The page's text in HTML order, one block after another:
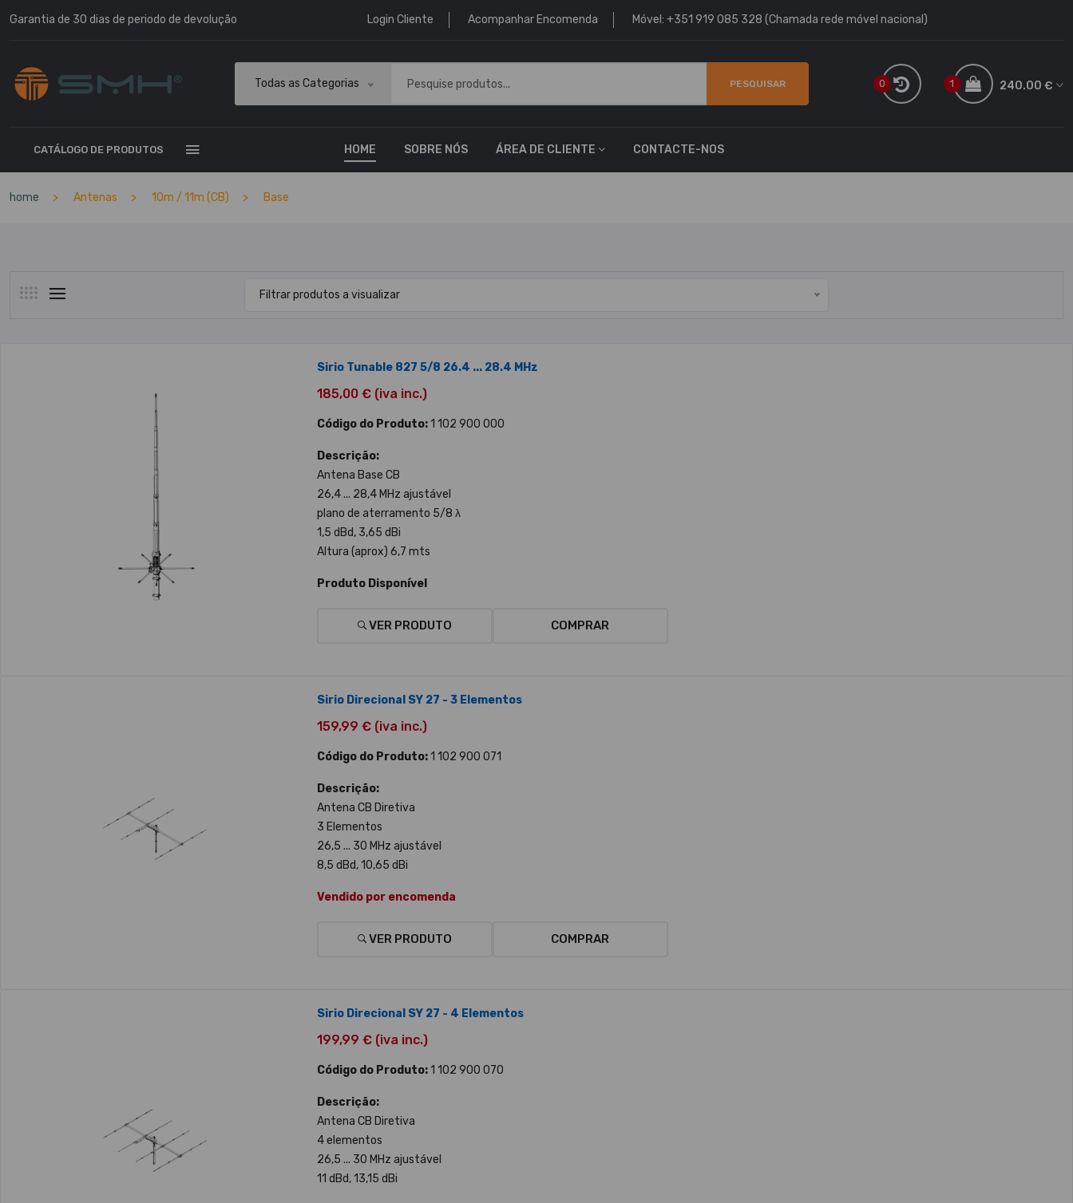
Garantia de 30 dias de periodo de devolução Login Cliente Acompanhar Encomenda Móvel: +351 919 085 328 (Chamada rede móvel nacional)
Todas as Categorias PESQUISAR 0 240.00 €
1
CATÁLOGO DE PRODUTOS HOME SOBRE NÓS ÁREA DE CLIENTE CONTACTE-NOS
home Antenas 10m / 11m (CB) Base
Filtrar produtos a visualizar
Sirio Tunable 827 5/8 26.4 ... 28.4 MHz
185,00 € (iva inc.)
Código do Produto:1 102 900 000
Descrição:
Antena Base CB
26,4 ... 28,4 MHz ajustável
plano de aterramento 5/8 λ
1,5 dBd, 3,65 dBi
Altura (aprox) 6,7 mts
Produto Disponível
VER PRODUTO COMPRAR
Sirio Direcional SY 27 - 3 Elementos
159,99 € (iva inc.)
Código do Produto:1 102 900 071
Descrição:
Antena CB Diretiva
3 Elementos
26,5 ... 30 MHz ajustável
8,5 dBd, 10,65 dBi
Vendido por encomenda
VER PRODUTO COMPRAR
Sirio Direcional SY 27 - 4 Elementos
199,99 € (iva inc.)
Código do Produto:1 102 900 070
Descrição:
Antena CB Diretiva
4 elementos
26,5 ... 30 MHz ajustável
11 dBd, 13,15 dBi